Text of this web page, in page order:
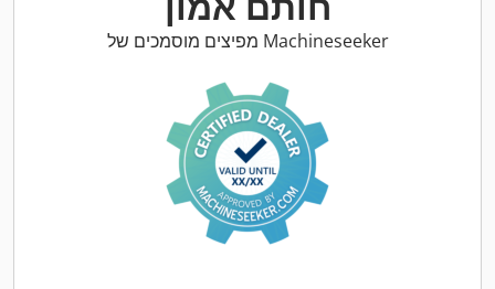
מפיצים מוסמכים של Machineseeker